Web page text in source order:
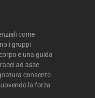
come
i gruppi
e una guida
ad asse
consente
la forza